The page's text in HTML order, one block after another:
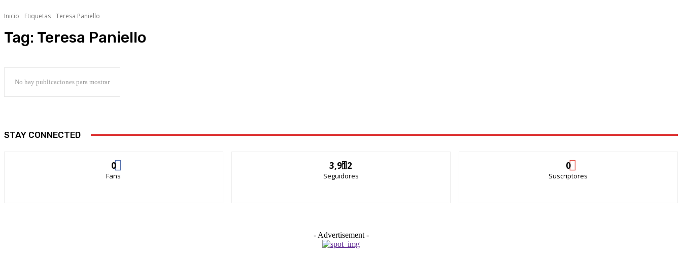
Inicio Etiquetas Teresa Paniello
Tag: Teresa Paniello
No hay publicaciones para mostrar
STAY CONNECTED
0
Fans
3,912
Seguidores
0
Suscriptores
- Advertisement -